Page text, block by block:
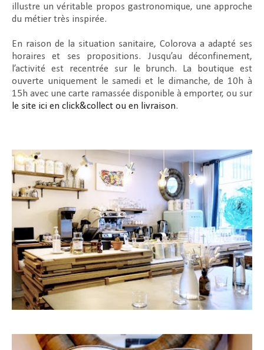
illustre un véritable propos gastronomique, une approche
du métier très inspirée.
En raison de la situation sanitaire, Colorova a adapté ses
horaires et ses propositions. Jusqu’au déconfinement,
l’activité est recentrée sur le brunch. La boutique est
ouverte uniquement le samedi et le dimanche, de 10h à
15h avec une carte ramassée disponible à emporter, ou sur
le site ici en click&collect ou en livraison.